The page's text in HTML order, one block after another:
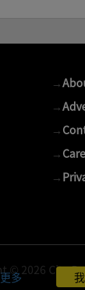
→
→
→
→
→
© 2026 Cite
多